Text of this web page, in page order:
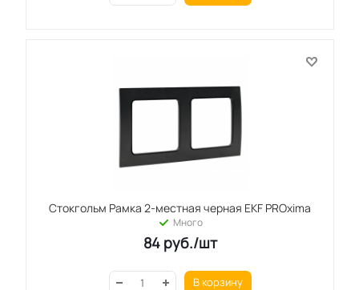
Стокгольм Рамка 2-местная черная EKF PROxima
Много
84руб./шт
В корзину